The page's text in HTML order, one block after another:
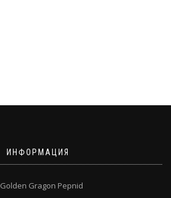
ИНФОРМАЦИЯ
Golden Gragon Pepnid